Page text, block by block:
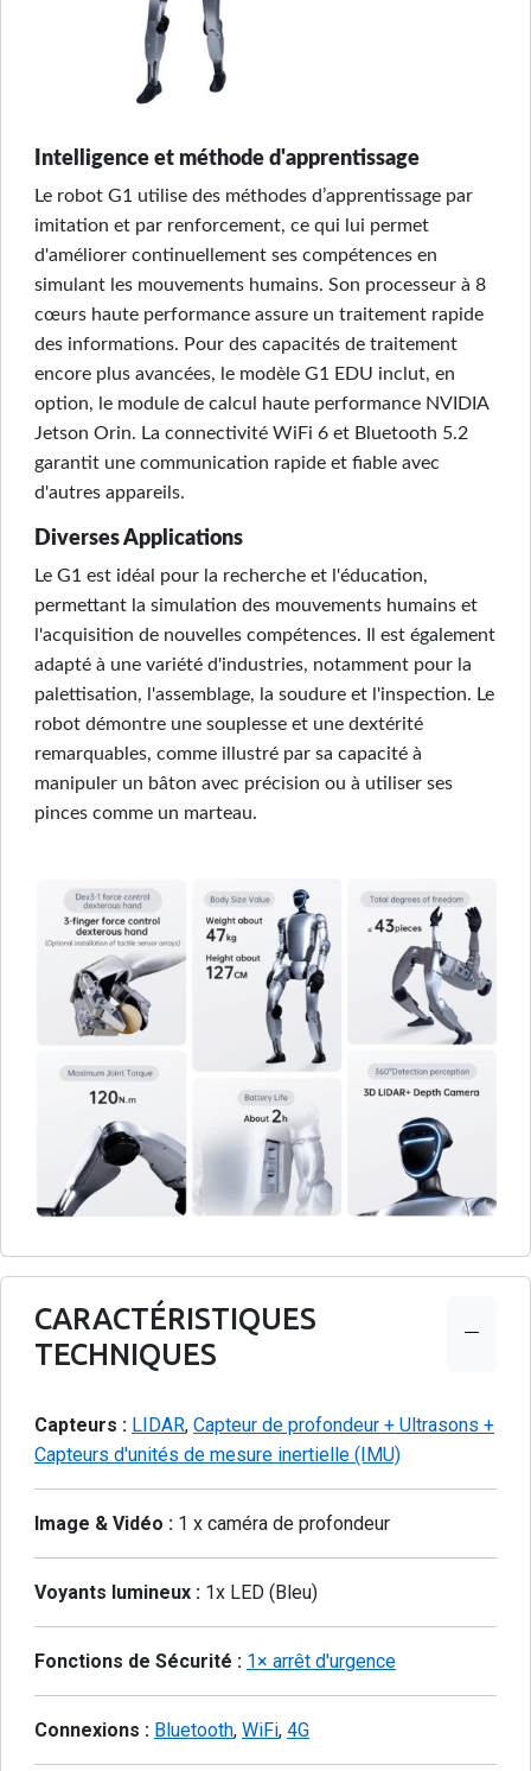
Intelligence et méthode d'apprentissage
Le robot G1 utilise des méthodes d’apprentissage par
imitation et par renforcement, ce qui lui permet
d'améliorer continuellement ses compétences en
simulant les mouvements humains. Son processeur à 8
cœurs haute performance assure un traitement rapide
des informations. Pour des capacités de traitement
encore plus avancées, le modèle G1 EDU inclut, en
option, le module de calcul haute performance NVIDIA
Jetson Orin. La connectivité WiFi 6 et Bluetooth 5.2
garantit une communication rapide et fiable avec
d'autres appareils.
Diverses Applications
Le G1 est idéal pour la recherche et l'éducation,
permettant la simulation des mouvements humains et
l'acquisition de nouvelles compétences. Il est également
adapté à une variété d'industries, notamment pour la
palettisation, l'assemblage, la soudure et l'inspection. Le
robot démontre une souplesse et une dextérité
remarquables, comme illustré par sa capacité à
manipuler un bâton avec précision ou à utiliser ses
pinces comme un marteau.
CARACTÉRISTIQUES
TECHNIQUES
Capteurs : LIDAR, Capteur de profondeur + Ultrasons +
Capteurs d'unités de mesure inertielle (IMU)
Image & Vidéo : 1 x caméra de profondeur
Voyants lumineux : 1x LED (Bleu)
Fonctions de Sécurité : 1× arrêt d'urgence
Connexions : Bluetooth, WiFi, 4G